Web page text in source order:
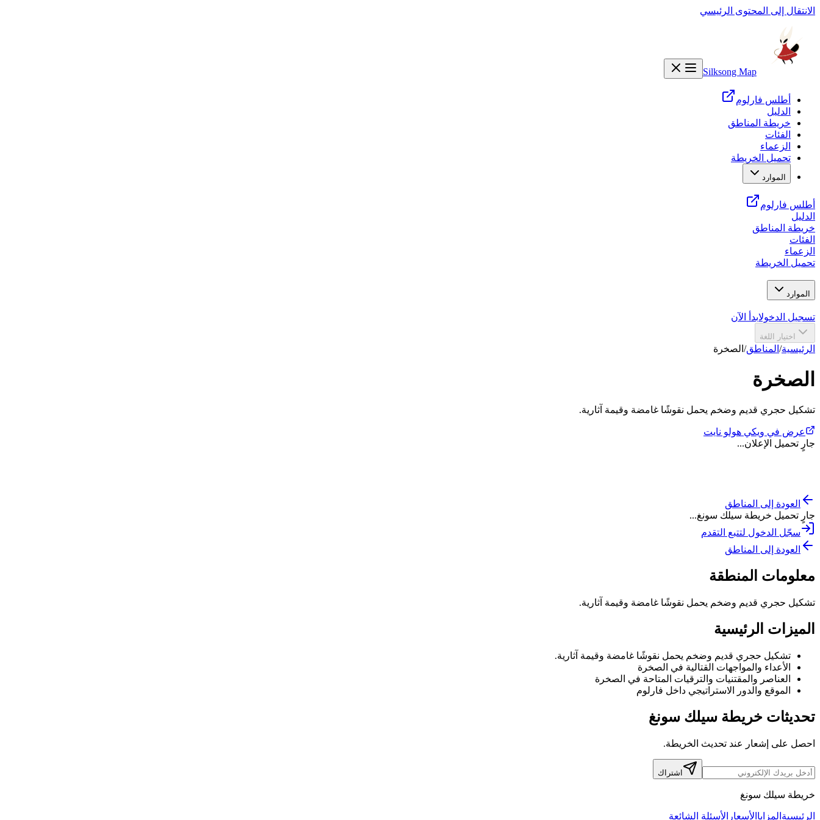
الانتقال إلى المحتوى الرئيسي
Silksong Map
أطلس فارلوم
الدليل
خريطة المناطق
الفئات
الزعماء
تحميل الخريطة
الموارد
أطلس فارلوم
الدليل
خريطة المناطق
الفئات
الزعماء
تحميل الخريطة
الموارد
تسجيل الدخولابدأ الآن
اختيار اللغة
الرئيسية/ المناطق/ الصخرة
الصخرة
تشكيل حجري قديم وضخم يحمل نقوشًا غامضة وقيمة آثارية.
عرض في ويكي هولو نايت
جارٍ تحميل الإعلان...
العودة إلى المناطق
جارٍ تحميل خريطة سيلك سونغ...
سجّل الدخول لتتبع التقدم
العودة إلى المناطق
معلومات المنطقة
تشكيل حجري قديم وضخم يحمل نقوشًا غامضة وقيمة آثارية.
الميزات الرئيسية
تشكيل حجري قديم وضخم يحمل نقوشًا غامضة وقيمة آثارية.
الأعداء والمواجهات القتالية في الصخرة
العناصر والمقتنيات والترقيات المتاحة في الصخرة
الموقع والدور الاستراتيجي داخل فارلوم
تحديثات خريطة سيلك سونغ
احصل على إشعار عند تحديث الخريطة.
اشتراك
خريطة سيلك سونغ
الرئيسية المزايا الأسعار الأسئلة الشائعة